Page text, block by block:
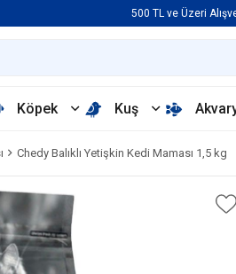
500 TL ve Üzeri
Köpek Kuş
Chedy Balıklı Yetişkin Kedi Maması 1,5 kg